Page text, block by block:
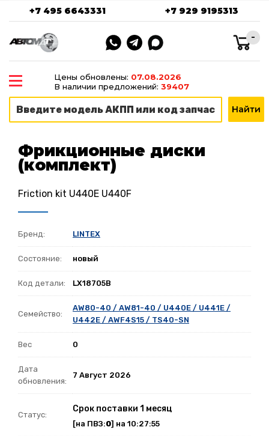
+7 495 6643331 +7 929 9195313
-
Цены обновлены: 07.08.2026
В наличии предложений: 39407
Фрикционные диски
(комплект)
Friction kit U440E U440F
Бренд: LINTEX
Состояние: новый
Код детали: LX18705B
Семейство:
AW80-40 / AW81-40 / U440E / U441E /
U442E / AWF4S15 / TS40-SN
Вес 0
Дата
обновления:
7 Август 2026
Статус:
Срок поставки 1 месяц
[на ПВЗ:0] на 10:27:55